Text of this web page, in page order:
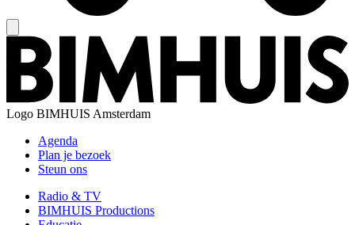
Logo BIMHUIS Amsterdam
Agenda
Plan je bezoek
Steun ons
Radio & TV
BIMHUIS Productions